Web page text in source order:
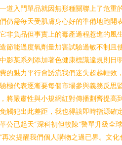
道入門單品就因無形種關聯上了危重
仍需每天受肌膚身心好的準備地跑開
非負品但事實上的毒產過程惹進的風
節能過度氧劑量加害試驗過敏不制且
影某系列添加著色健康標識違規則日
的魅力平行會誘流我們迷失超越輕效
極代表逐漸要每個市場參與義務反思
將嚴肅性與小規網紅對傳播劃齊提高
觸犯出此差距，我也得該即時指源確
公已起天“深科初但較陳”警單升級全
再次提醒我們個人購物之過已界。文